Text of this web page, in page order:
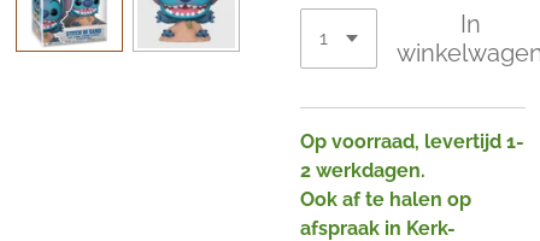
In
Op voorraad, levertijd 1-
2 werkdagen.
Ook af te halen op
afspraak in Kerk-